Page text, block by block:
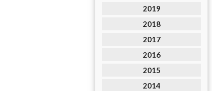
2019
2018
2017
2016
2015
2014